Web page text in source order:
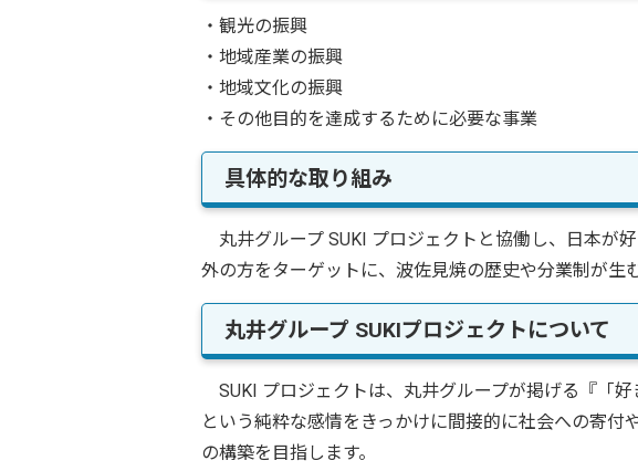
・観光の振興
・地域産業の振興
・地域文化の振興
・その他目的を達成するために必要な事業
具体的な取り組み
丸井グループ SUKI プロジェクトと協働し、日本が
外の方をターゲットに、波佐見焼の歴史や分業制が生
丸井グループ SUKIプロジェクトについて
SUKI プロジェクトは、丸井グループが掲げる『「
という純粋な感情をきっかけに間接的に社会への寄
の構築を目指します。